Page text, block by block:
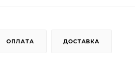
ОПЛАТА ДОСТАВКА